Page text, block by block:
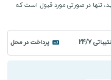
تنها در صورتی مورد قبول است که
24/7 پرداخت در محل